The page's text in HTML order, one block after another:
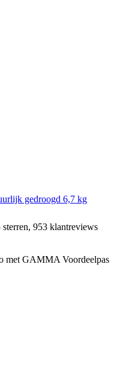
gedroogd 6,7 kg
953 klantreviews
met GAMMA Voordeelpas